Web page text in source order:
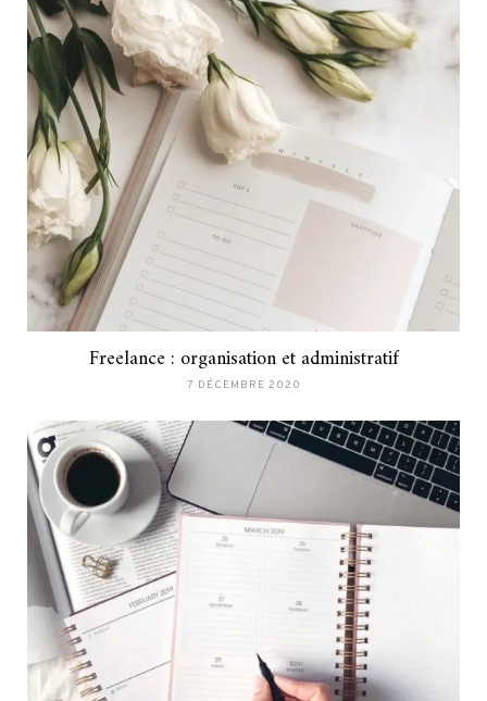
Freelance : organisation et administratif
7 DÉCEMBRE 2020